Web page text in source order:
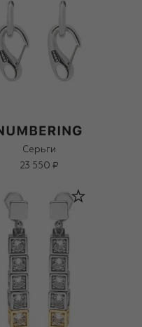
Серьги
23 550 ₽